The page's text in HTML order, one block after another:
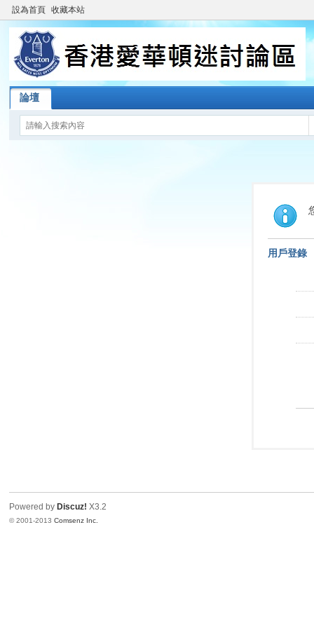
設為首頁 收藏本站
論壇
用戶登錄
Powered by Discuz! X3.2
© 2001-2013Comsenz Inc.